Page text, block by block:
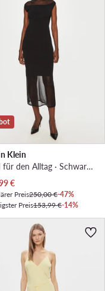
Klein
Kleid für den Alltag · Schwarz · Midi
Preis
€
Preis250,00 €-47%
Preis153,99 €-14%